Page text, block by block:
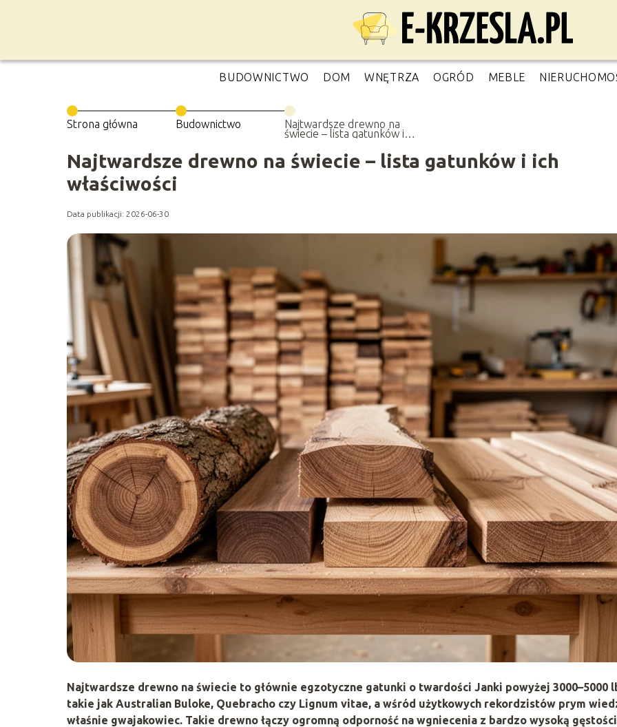
BUDOWNICTWO DOM WNĘTRZA OGRÓD MEBLE
Strona główna Budownictwo Najtwardsze drewno na
świecie – lista gatunków i
Najtwardsze drewno na świecie – lista gatunków i ich
właściwości
Data publikacji: 2026-06-30
Najtwardsze drewno na świecie to głównie egzotyczne gatunki o twardości Janki powyżej 3000–5000
takie jak Australian Buloke, Quebracho czy Lignum vitae, a wśród użytkowych rekordzistów prym
właśnie gwajakowiec. Takie drewno łączy ogromną odporność na wgniecenia z bardzo wysoką